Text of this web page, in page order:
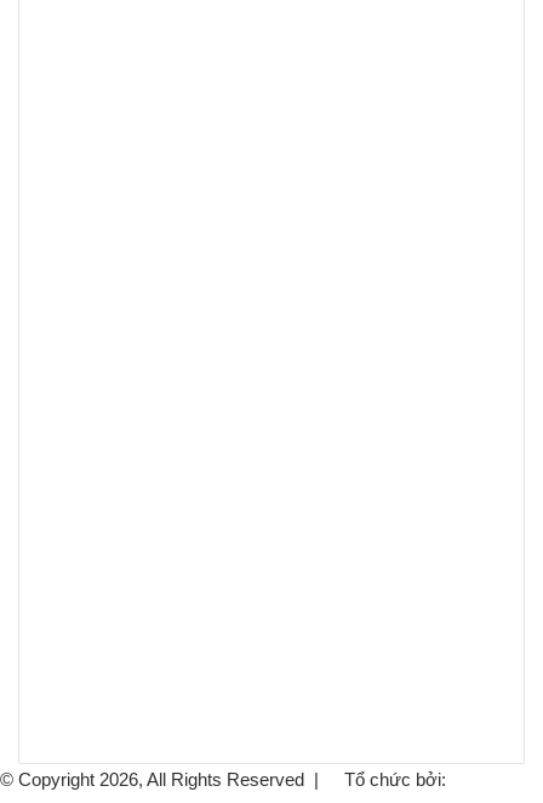
© Copyright 2026, All Rights Reserved |
Tổ chức bởi: